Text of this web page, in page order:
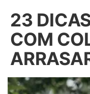
23
COM